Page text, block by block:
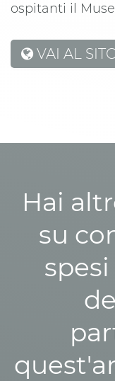
ospitanti il
VAI AL
Hai
su